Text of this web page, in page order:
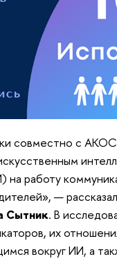
совместно с АКОС
на работу
—
Сытник. В
их
вокруг ИИ, а